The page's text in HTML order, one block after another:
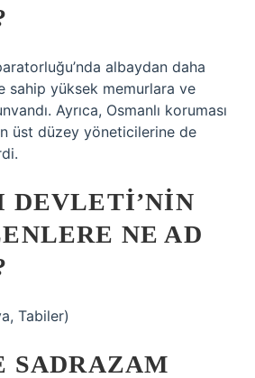
albaydan daha
sahip yüksek memurlara ve
Ayrıca, Osmanlı koruması
en üst düzey yöneticilerine de
DEVLETI’NIN
NE AD
Tabiler)
SADRAZAM